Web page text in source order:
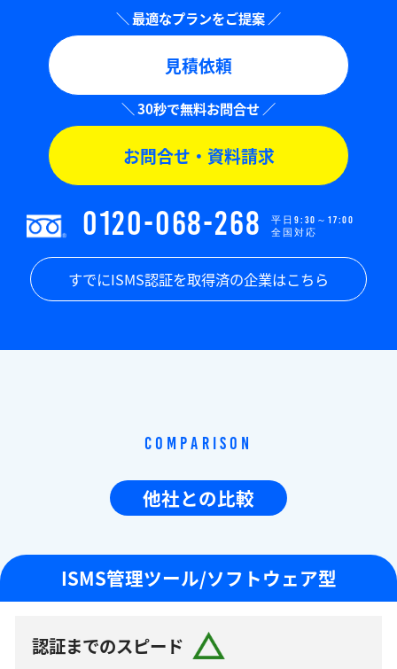
見積依頼
お問合せ・資料請求
0120-068-268
平日9:30～17:00
全国対応
すでにISMS認証を取得済の企業はこちら
Comparison
他社との比較
ISMS管理ツール/ソフトウェア型
認証までのスピード